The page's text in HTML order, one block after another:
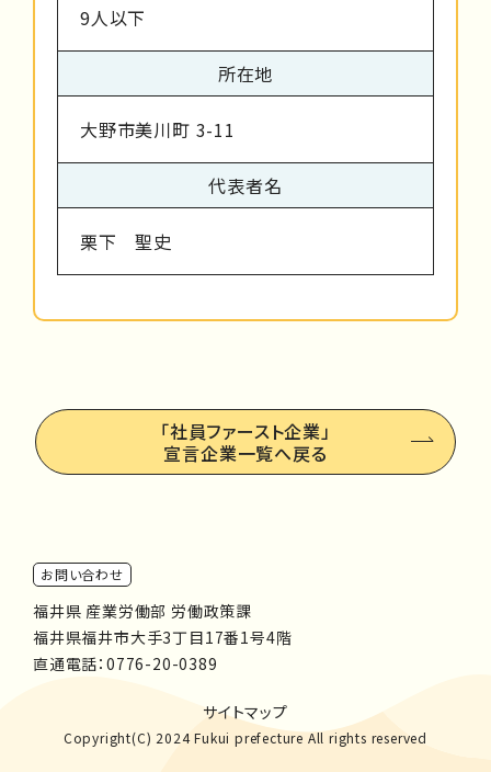
9人以下
所在地
大野市美川町 3-11
代表者名
栗下 聖史
「社員ファースト企業」
宣言企業一覧へ戻る
お問い合わせ
福井県 産業労働部 労働政策課
福井県福井市大手3丁目17番1号4階
直通電話： 0776-20-0389
サイトマップ
Copyright(C) 2024 Fukui prefecture All rights reserved